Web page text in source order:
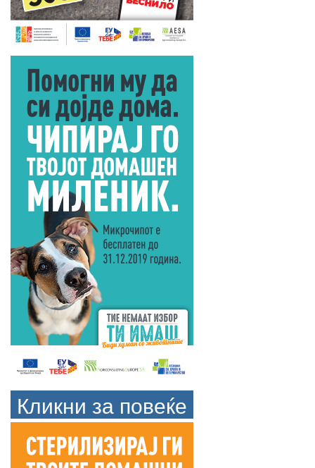
Кликни за повеќе